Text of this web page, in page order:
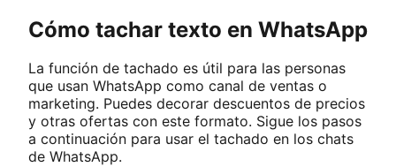
Cómo tachar texto en WhatsApp
La función de tachado es útil para las personas
que usan WhatsApp como canal de ventas o
marketing. Puedes decorar descuentos de precios
y otras ofertas con este formato. Sigue los pasos
a continuación para usar el tachado en los chats
de WhatsApp.